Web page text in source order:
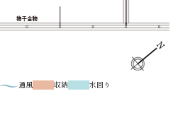
通風 収納 水回り